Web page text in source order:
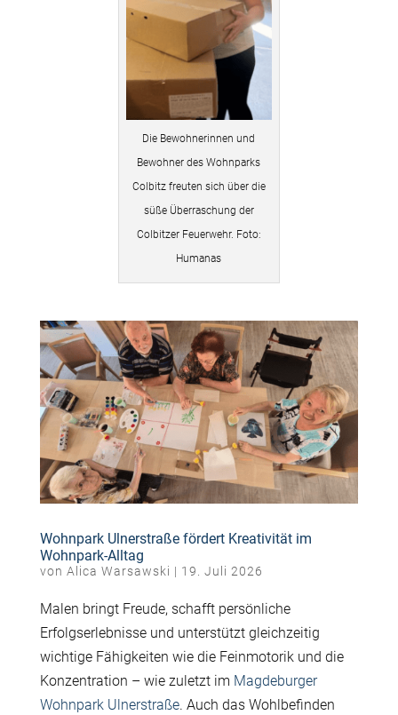
Die Bewohnerinnen und
Bewohner des Wohnparks
Colbitz freuten sich über die
süße Überraschung der
Colbitzer Feuerwehr. Foto:
Humanas
Wohnpark Ulnerstraße fördert Kreativität im
Wohnpark-Alltag
von Alica Warsawski | 19. Juli 2026
Malen bringt Freude, schafft persönliche
Erfolgserlebnisse und unterstützt gleichzeitig
wichtige Fähigkeiten wie die Feinmotorik und die
Konzentration – wie zuletzt im Magdeburger
Wohnpark Ulnerstraße. Auch das Wohlbefinden